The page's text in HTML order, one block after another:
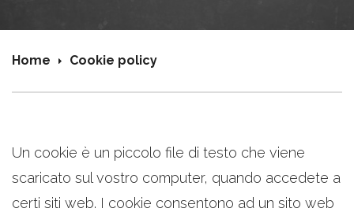
Home Cookie policy
Un cookie è un piccolo file di testo che viene
scaricato sul vostro computer, quando accedete a
certi siti web. I cookie consentono ad un sito web